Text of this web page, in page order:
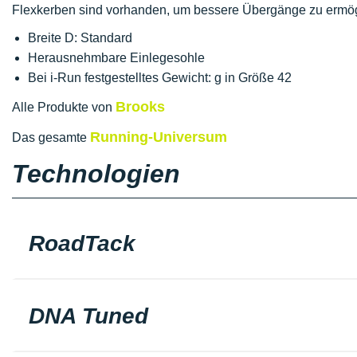
Flexkerben sind vorhanden, um bessere Übergänge zu
Breite D: Standard
Herausnehmbare Einlegesohle
Bei i-Run festgestelltes Gewicht: g in Größe 42
Alle Produkte von Brooks
Das gesamte Running-Universum
Technologien
RoadTack
DNA Tuned